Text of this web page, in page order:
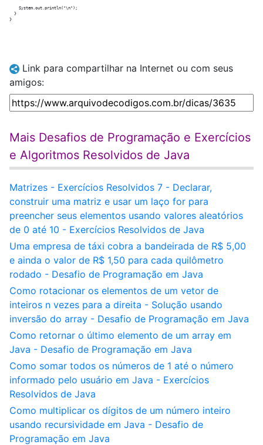
    System.out.println("\n");
  }
Link para compartilhar na Internet ou com seus
amigos:
Mais Desafios de Programação e Exercícios
e Algoritmos Resolvidos de Java
Matrizes - Exercícios Resolvidos 7 - Declarar,
construir uma matriz e usar um laço for para
preencher seus elementos usando valores aleatórios
de 0 até 10 - Exercícios Resolvidos de Java
Uma empresa de táxi cobra a bandeirada de R$ 5,00
e ainda o valor de R$ 1,50 para cada quilômetro
rodado - Desafio de Programação em Java
Como rotacionar os elementos de um vetor de
inteiros n vezes para a direita - Solução usando
inversão do array - Desafio de Programação em Java
Como retornar o último elemento de um array em
Java - Desafio de Programação em Java
Como somar todos os números de 1 até o número
informado pelo usuário em Java - Exercícios
Resolvidos de Java
Como multiplicar os dígitos de um número inteiro
usando recursividade em Java - Desafio de
Programação em Java